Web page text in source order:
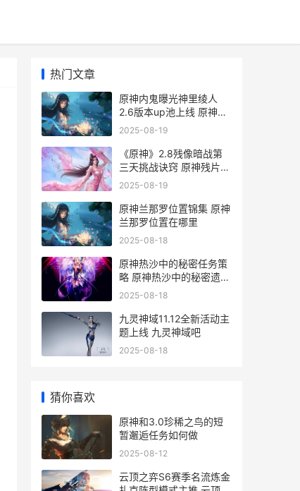
热门文章
原神内鬼曝光神里绫人
2.6版本up池上线 原神内
鬼爆料模型图
2025-08-19
《原神》2.8残像暗战第
三天挑战诀窍 原神残片是
谁的材料
2025-08-19
原神兰那罗位置锦集 原神
兰那罗位置在哪里
2025-08-18
原神热沙中的秘密任务策
略 原神热沙中的秘密遗迹
解密
2025-08-18
九灵神域11.12全新活动主
题上线 九灵神域吧
2025-08-18
猜你喜欢
原神和3.0珍稀之鸟的短
暂邂逅任务如何做
2025-08-12
云顶之弈S6赛季名流炼金